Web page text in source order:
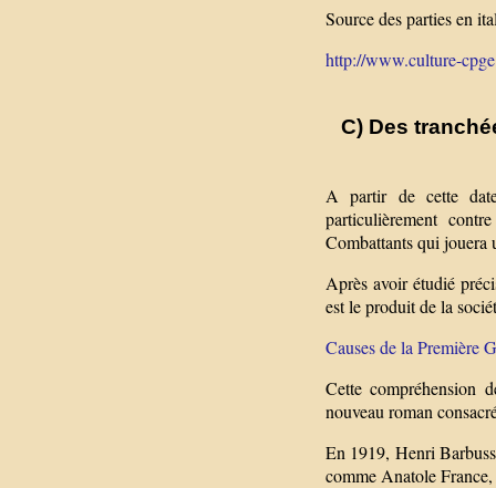
Source des parties en
http://www.culture-
C) Des
A partir de cette
particulièrement
Combattants qui jouera
Après avoir étudié
est le produit de la
Causes de la Première
Cette compréhension
nouveau roman
En 1919, Henri
comme Anatole